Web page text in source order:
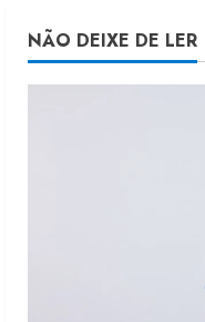
NÃO DEIXE DE LER